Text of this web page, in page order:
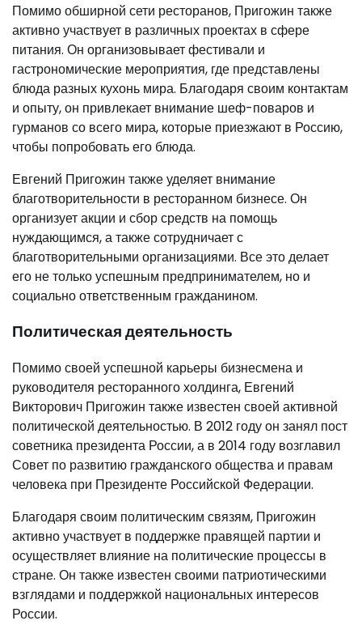
Помимо обширной сети ресторанов, Пригожин также
активно участвует в различных проектах в сфере
питания. Он организовывает фестивали и
гастрономические мероприятия, где представлены
блюда разных кухонь мира. Благодаря своим контактам
и опыту, он привлекает внимание шеф-поваров и
гурманов со всего мира, которые приезжают в Россию,
чтобы попробовать его блюда.
Евгений Пригожин также уделяет внимание
благотворительности в ресторанном бизнесе. Он
организует акции и сбор средств на помощь
нуждающимся, а также сотрудничает с
благотворительными организациями. Все это делает
его не только успешным предпринимателем, но и
социально ответственным гражданином.
Политическая деятельность
Помимо своей успешной карьеры бизнесмена и
руководителя ресторанного холдинга, Евгений
Викторович Пригожин также известен своей активной
политической деятельностью. В 2012 году он занял пост
советника президента России, а в 2014 году возглавил
Совет по развитию гражданского общества и правам
человека при Президенте Российской Федерации.
Благодаря своим политическим связям, Пригожин
активно участвует в поддержке правящей партии и
осуществляет влияние на политические процессы в
стране. Он также известен своими патриотическими
взглядами и поддержкой национальных интересов
России.